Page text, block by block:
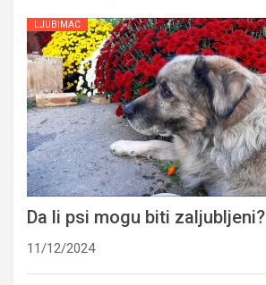
LJUBIMAC
Da li psi mogu biti zaljubljeni?
11/12/2024